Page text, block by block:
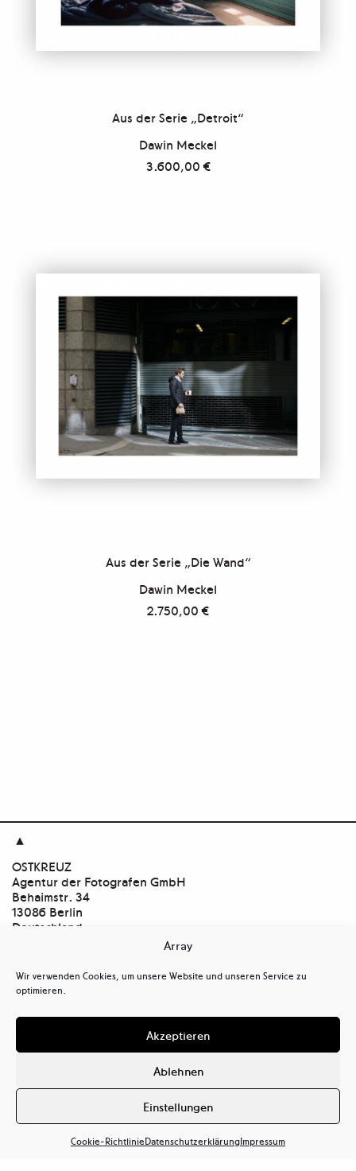
Array
Wir verwenden Cookies, um unsere Website und unseren Service zu
optimieren.
Akzeptieren
Ablehnen
Einstellungen
Cookie-RichtlinieDatenschutzerklärungImpressum
Aus der Serie „Detroit“
Dawin Meckel
3.600,00€
Aus der Serie „Die Wand“
Dawin Meckel
2.750,00€

OSTKREUZ
Agentur der Fotografen GmbH
Behaimstr. 34
13086 Berlin
Deutschland
tel+ 49(0)30.47 37 39 39
mail@ostkreuz.de
Mein Konto
Warenkorb
Datenschutzerklärung (EU)
Haftungsausschluss
Impressum